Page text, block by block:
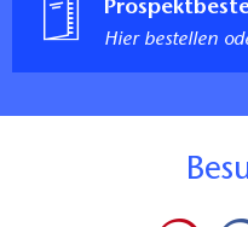
Hier bestellen
B